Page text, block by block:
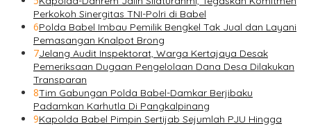
Perkokoh Sinergitas TNI-Polri di Babel
6Polda Babel Imbau Pemilik Bengkel Tak Jual dan Layani
Pemasangan Knalpot Brong
7Jelang Audit Inspektorat, Warga Kertajaya Desak
Pemeriksaan Dugaan Pengelolaan Dana Desa Dilakukan
Transparan
8Tim Gabungan Polda Babel-Damkar Berjibaku
Padamkan Karhutla Di Pangkalpinang
9Kapolda Babel Pimpin Sertijab Sejumlah PJU Hingga